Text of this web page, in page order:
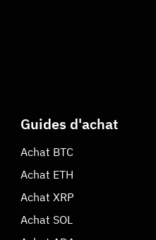
Guides d'achat
Achat BTC
Achat ETH
Achat XRP
Achat SOL